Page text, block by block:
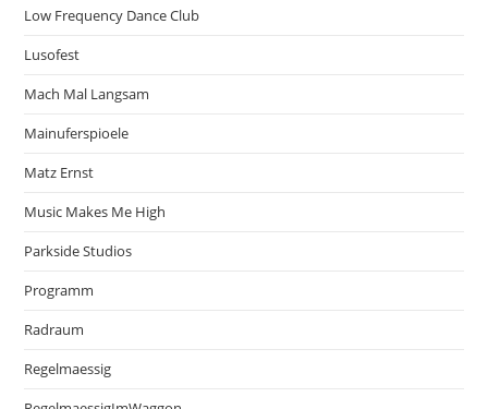
Low Frequency Dance Club
Lusofest
Mach Mal Langsam
Mainuferspioele
Matz Ernst
Music Makes Me High
Parkside Studios
Programm
Radraum
Regelmaessig